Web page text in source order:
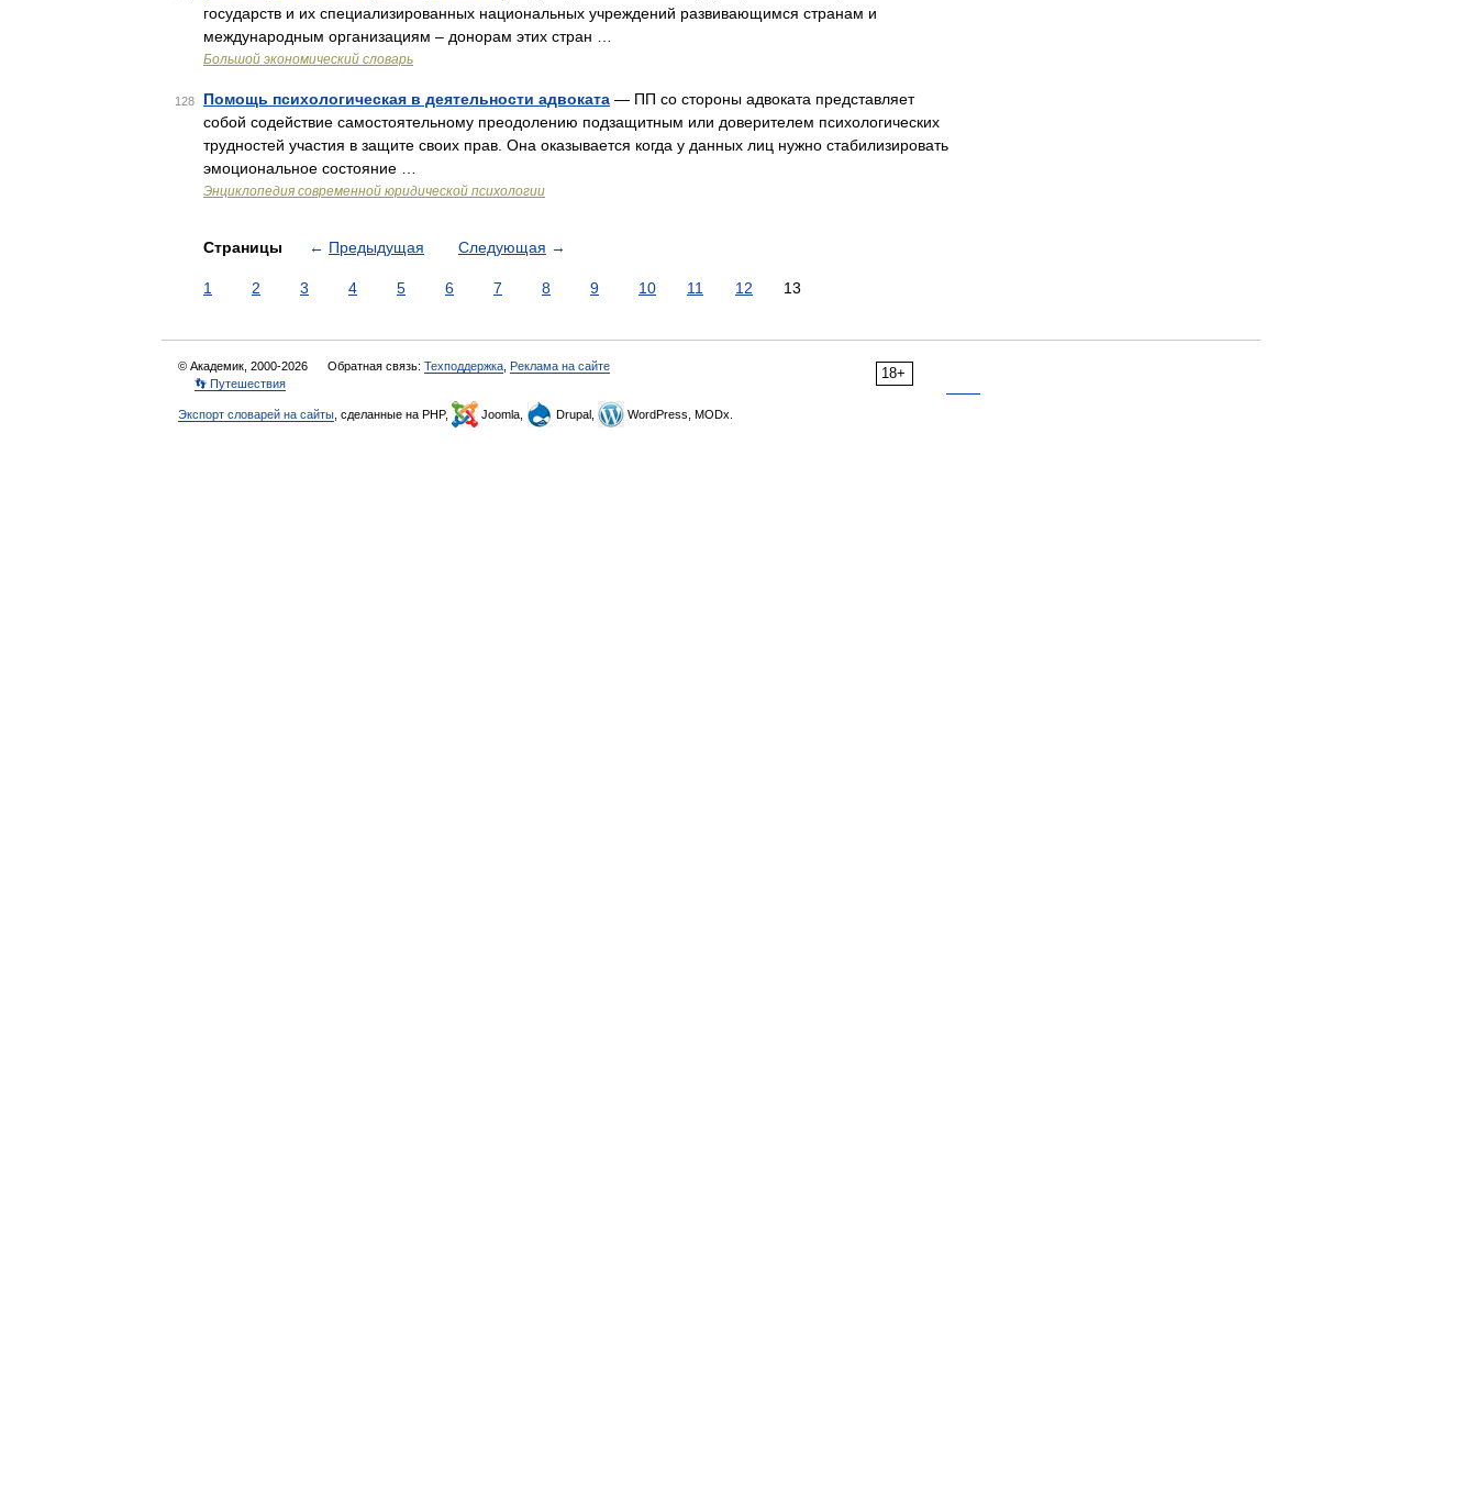
государств и их специализированных национальных учреждений развивающимся странам и
международным организациям – донорам этих стран …
Большой экономический словарь
128 Помощь психологическая в деятельности адвоката — ПП со стороны адвоката представляет
собой содействие самостоятельному преодолению подзащитным или доверителем психологических
трудностей участия в защите своих прав. Она оказывается когда у данных лиц нужно стабилизировать
эмоциональное состояние …
Энциклопедия современной юридической психологии
Страницы ← Предыдущая Следующая →
1 2 3 4 5 6 7 8 9 10 11 12 13
18+
© Академик, 2000-2026 Обратная связь: Техподдержка Реклама на сайте
👣 Путешествия
Экспорт словарей на сайты , сделанные на PHP, Joomla, Drupal, WordPress, MODx.